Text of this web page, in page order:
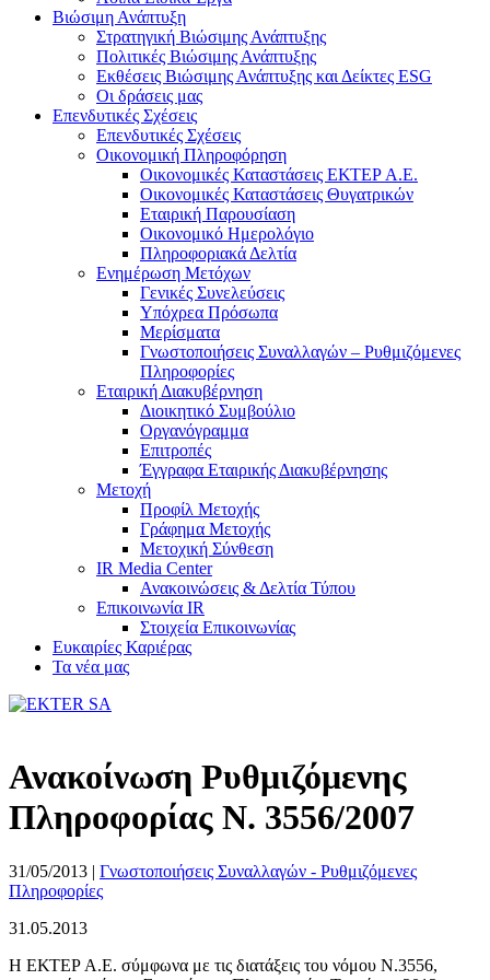
Βιώσιμη Ανάπτυξη
Στρατηγική Βιώσιμης Ανάπτυξης
Πολιτικές Βιώσιμης Ανάπτυξης
Εκθέσεις Βιώσιμης Ανάπτυξης και Δείκτες ESG
Οι δράσεις μας
Επενδυτικές Σχέσεις
Επενδυτικές Σχέσεις
Οικονομική Πληροφόρηση
Οικονομικές Καταστάσεις ΕΚΤΕΡ Α.Ε.
Οικονομικές Καταστάσεις Θυγατρικών
Εταιρική Παρουσίαση
Οικονομικό Ημερολόγιο
Πληροφοριακά Δελτία
Ενημέρωση Μετόχων
Γενικές Συνελεύσεις
Υπόχρεα Πρόσωπα
Μερίσματα
Γνωστοποιήσεις Συναλλαγών – Ρυθμιζόμενες
Πληροφορίες
Εταιρική Διακυβέρνηση
Διοικητικό Συμβούλιο
Οργανόγραμμα
Επιτροπές
Έγγραφα Εταιρικής Διακυβέρνησης
Μετοχή
Προφίλ Μετοχής
Γράφημα Μετοχής
Μετοχική Σύνθεση
IR Media Center
Ανακοινώσεις & Δελτία Τύπου
Επικοινωνία IR
Στοιχεία Επικοινωνίας
Ευκαιρίες Καριέρας
Τα νέα μας
Ανακοίνωση Ρυθμιζόμενης
Πληροφορίας Ν. 3556/2007
31/05/2013 | Γνωστοποιήσεις Συναλλαγών - Ρυθμιζόμενες
Πληροφορίες
31.05.2013
Η EΚΤΕΡ Α.Ε. σύμφωνα με τις διατάξεις του νόμου Ν.3556,